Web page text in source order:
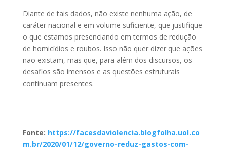
Diante de tais dados, não existe nenhuma ação, de
caráter nacional e em volume suficiente, que justifique
o que estamos presenciando em termos de redução
de homicídios e roubos. Isso não quer dizer que ações
não existam, mas que, para além dos discursos, os
desafios são imensos e as questões estruturais
continuam presentes.
Fonte: https://facesdaviolencia.blogfolha.uol.co
m.br/2020/01/12/governo-reduz-gastos-com-